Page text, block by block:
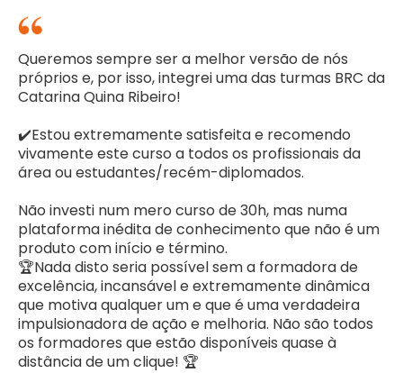
Queremos sempre ser a melhor versão de nós
próprios e, por isso, integrei uma das turmas BRC da
Catarina Quina Ribeiro!
✔️Estou extremamente satisfeita e recomendo
vivamente este curso a todos os profissionais da
área ou estudantes/recém-diplomados.
Não investi num mero curso de 30h, mas numa
plataforma inédita de conhecimento que não é um
produto com início e término.
🏆Nada disto seria possível sem a formadora de
excelência, incansável e extremamente dinâmica
que motiva qualquer um e que é uma verdadeira
impulsionadora de ação e melhoria. Não são todos
os formadores que estão disponíveis quase à
distância de um clique! 🏆